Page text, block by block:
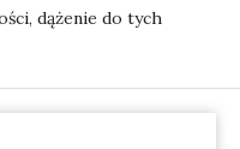
dążenie do tych